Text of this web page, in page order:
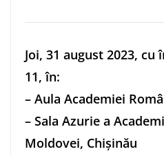
Joi, 31 august 2023, cu
11, în:
– Aula Academiei
– Sala Azurie a
Moldovei, Chișinău